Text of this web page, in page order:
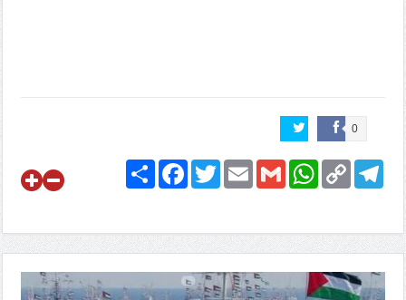
0
ShareFacebookTwitterEmailGmail
WhatsApp Copy
Link
Telegram